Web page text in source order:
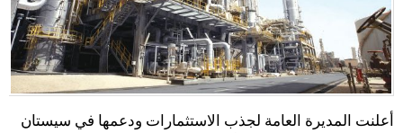
أعلنت المديرة العامة لجذب الاستثمارات ودعمها في سيستان